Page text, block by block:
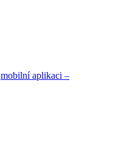
mobilní aplikaci –